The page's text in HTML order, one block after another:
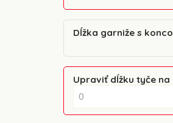
Dĺžka garniže s
Upraviť dĺžku tyče na